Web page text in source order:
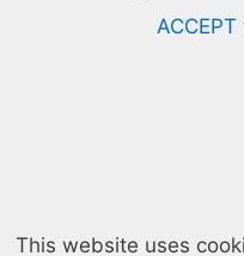
ACCEPT
This website uses